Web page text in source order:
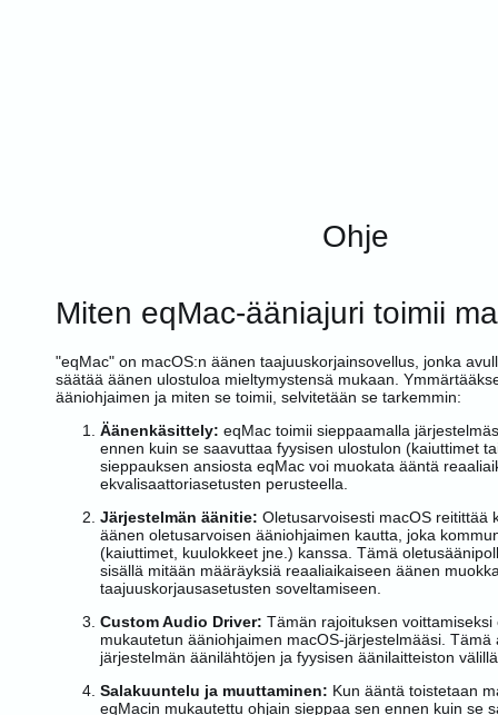
Ohje
Miten eqMac-ääniajuri toimii
"eqMac" on macOS:n äänen taajuuskorjainsovellus, jonka
säätää äänen ulostuloa mieltymystensä mukaan.
ääniohjaimen ja miten se toimii, selvitetään se tarkemmin:
Äänenkäsittely: eqMac toimii sieppaamalla
ennen kuin se saavuttaa fyysisen ulostulon (kaiuttimet
sieppauksen ansiosta eqMac voi muokata ääntä
ekvalisaattoriasetusten perusteella.
Järjestelmän äänitie: Oletusarvoisesti macOS reitittää
äänen oletusarvoisen ääniohjaimen kautta, joka
(kaiuttimet, kuulokkeet jne.) kanssa. Tämä
sisällä mitään määräyksiä reaaliaikaiseen äänen
taajuuskorjausasetusten soveltamiseen.
Custom Audio Driver: Tämän rajoituksen
mukautetun ääniohjaimen macOS-järjestelmääsi. Tämä
järjestelmän äänilähtöjen ja fyysisen äänilaitteiston
Salakuuntelu ja muuttaminen: Kun ääntä toistetaan
eqMacin mukautettu ohjain sieppaa sen ennen kuin se